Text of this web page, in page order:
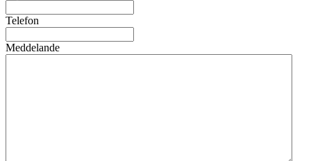
Telefon
Meddelande